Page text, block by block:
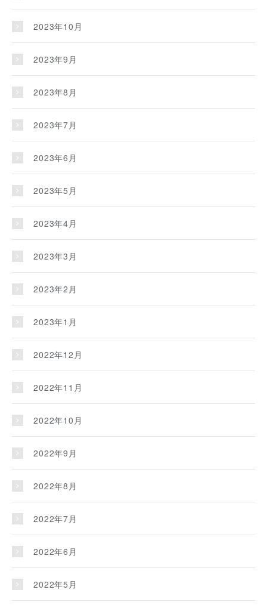
2023年10月
2023年9月
2023年8月
2023年7月
2023年6月
2023年5月
2023年4月
2023年3月
2023年2月
2023年1月
2022年12月
2022年11月
2022年10月
2022年9月
2022年8月
2022年7月
2022年6月
2022年5月